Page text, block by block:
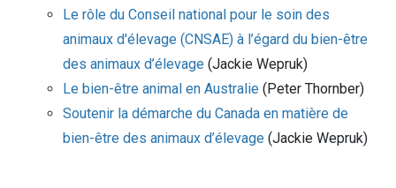
Le rôle du Conseil national pour le soin des
animaux d'élevage (CNSAE) à l’égard du bien-être
des animaux d’élevage (Jackie Wepruk)
Le bien-être animal en Australie(Peter Thornber)
Soutenir la démarche du Canada en matière de
bien-être des animaux d’élevage(Jackie Wepruk)